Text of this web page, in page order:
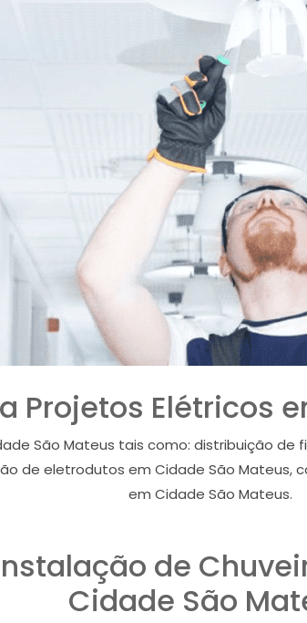
Projetos Elétricos
São Mateus tais como: distribuição
de eletrodutos em Cidade São Mateus,
em Cidade São Mateus.
de
Cidade São